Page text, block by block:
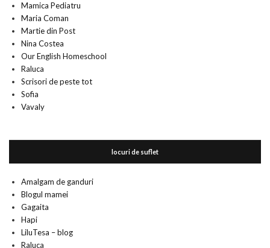
Mamica Pediatru
Maria Coman
Martie din Post
Nina Costea
Our English Homeschool
Raluca
Scrisori de peste tot
Sofia
Vavaly
locuri de suflet
Amalgam de ganduri
Blogul mamei
Gagaita
Hapi
LiluTesa – blog
Raluca